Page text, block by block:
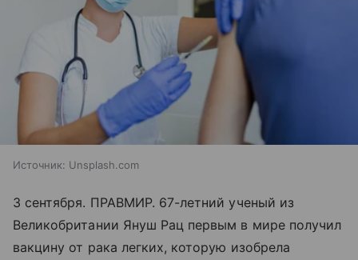
Источник: Unsplash.com
3 сентября. ПРАВМИР. 67-летний ученый из
Великобритании Януш Рац первым в мире получил
вакцину от рака легких, которую изобрела